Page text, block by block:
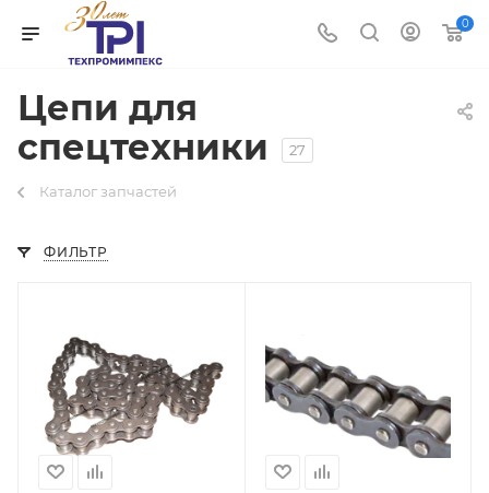
0
Цепи для
спецтехники
27
Каталог запчастей
ФИЛЬТР